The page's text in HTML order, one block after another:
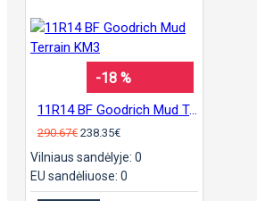
-18 %
11R14 BF Goodrich Mud Terrain KM3
290.67€ 238.35€
Vilniaus sandėlyje: 0
EU sandėliuose: 0